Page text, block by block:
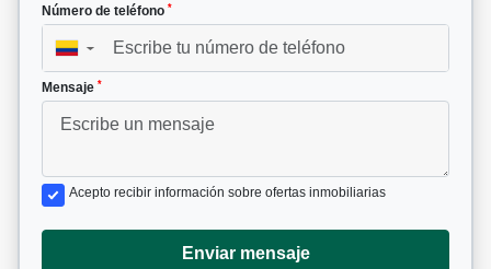
Número de teléfono *
▼
Mensaje *
Acepto recibir información sobre ofertas inmobiliarias
Enviar mensaje